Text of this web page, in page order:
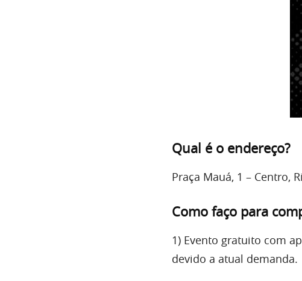
Qual é o endereço?
Praça Mauá, 1 – Centro,
Como faço para
1) Evento gratuito com
devido a atual demanda.